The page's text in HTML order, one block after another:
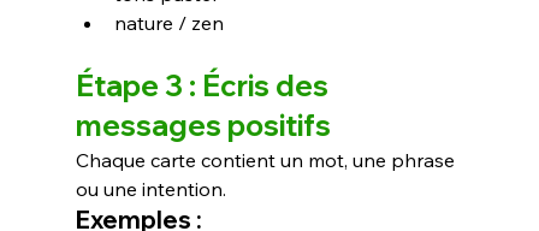
nature / zen
Étape 3 : Écris des
messages positifs
Chaque carte contient un mot, une phrase
ou une intention.
Exemples :